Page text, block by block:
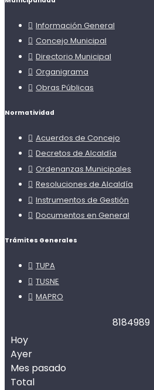
Información General
Concejo Municipal
Directorio Municipal
Organigrama
Obras Públicas
Normatividad
Acuerdos de Concejo
Decretos de Alcaldía
Ordenanzas Municipales
Resoluciones de Alcaldía
Instrumentos de Gestión
Documentos en General
Trámites Generales
TUPA
TUSNE
MAPRO
8184989
Hoy
Ayer
Mes pasado
Total